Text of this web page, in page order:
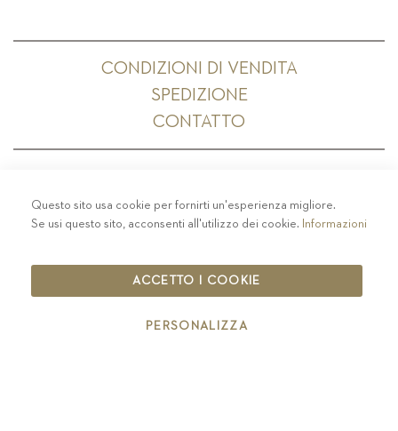
CONDIZIONI DI VENDITA
SPEDIZIONE
CONTATTO
PRIVACY-COLOPHON - COOKIE POLICY
CODICE ETICO
IT00126670215
Questo sito usa cookie per fornirti un'esperienza migliore.
Se usi questo sito, acconsenti all'utilizzo dei cookie. Informazioni
ACCETTO I COOKIE
PERSONALIZZA